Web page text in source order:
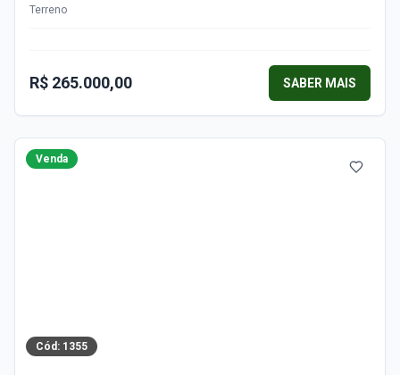
Terreno
R$ 265.000,00 SABER MAIS
Venda
Cód: 1355